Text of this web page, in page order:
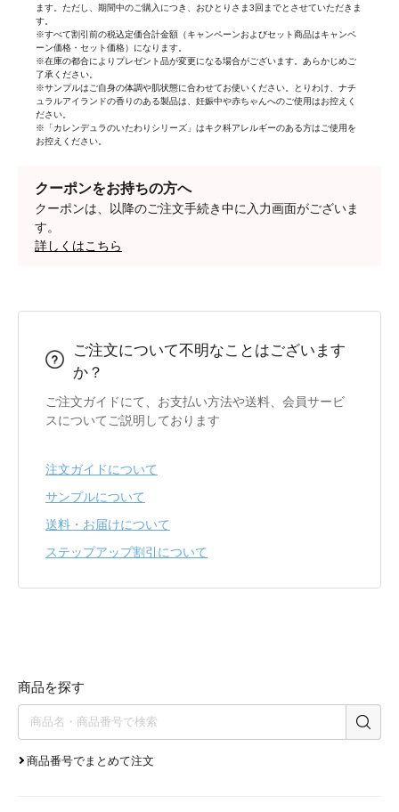
ます。ただし、期間中のご購入につき、おひとりさま3回までとさせていただきま
す。
※すべて割引前の税込定価合計金額（キャンペーンおよびセット商品はキャンペ
ーン価格・セット価格）になります。
※在庫の都合によりプレゼント品が変更になる場合がございます。あらかじめご
了承ください。
※サンプルはご自身の体調や肌状態に合わせてお使いください。とりわけ、ナチ
ュラルアイランドの香りのある製品は、妊娠中や赤ちゃんへのご使用はお控えく
ださい。
※「カレンデュラのいたわりシリーズ」はキク科アレルギーのある方はご使用を
お控えください。
クーポンをお持ちの方へ
クーポンは、以降のご注文手続き中に入力画面がございま
す。
詳しくはこちら
ご注文について不明なことはございます
か？
ご注文ガイドにて、お支払い方法や送料、会員サービ
スについてご説明しております
注文ガイドについて
サンプルについて
送料・お届けについて
ステップアップ割引について
商品を探す
商品番号でまとめて注文